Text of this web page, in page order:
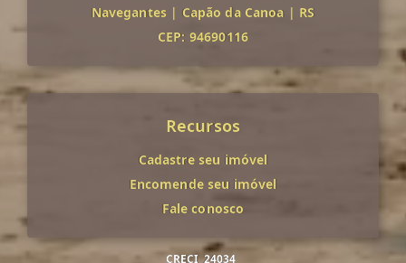
Navegantes | Capão da Canoa | RS
CEP: 94690116
Recursos
Cadastre seu imóvel
Encomende seu imóvel
Fale conosco
CRECI 24034